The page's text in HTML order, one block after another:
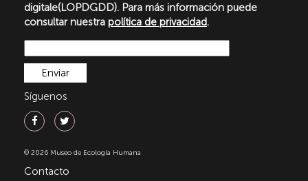
digitale(LOPDGDD). Para más información puede
consultar nuestra política de privacidad.
Síguenos
© 2026 Museo de Ecología Humana
Contacto